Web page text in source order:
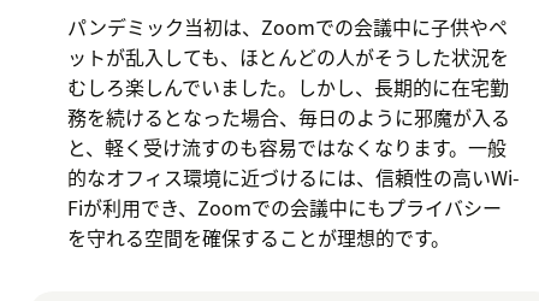
パンデミック当初は、Zoomでの会議中に子供やペ
ットが乱入しても、ほとんどの人がそうした状況を
むしろ楽しんでいました。しかし、長期的に在宅勤
務を続けるとなった場合、毎日のように邪魔が入る
と、軽く受け流すのも容易ではなくなります。一般
的なオフィス環境に近づけるには、信頼性の高いWi-
Fiが利用でき、Zoomでの会議中にもプライバシー
を守れる空間を確保することが理想的です。